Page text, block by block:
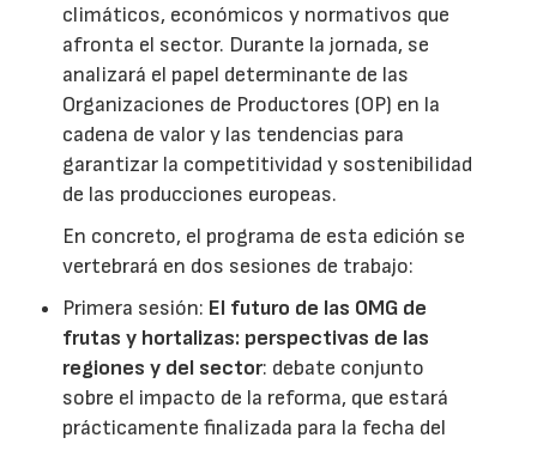
climáticos, económicos y normativos que
afronta el sector. Durante la jornada, se
analizará el papel determinante de las
Organizaciones de Productores (OP) en la
cadena de valor y las tendencias para
garantizar la competitividad y sostenibilidad
de las producciones europeas.
En concreto, el programa de esta edición se
vertebrará en dos sesiones de trabajo:
Primera sesión: El futuro de las OMG de
frutas y hortalizas: perspectivas de las
regiones y del sector: debate conjunto
sobre el impacto de la reforma, que estará
prácticamente finalizada para la fecha del